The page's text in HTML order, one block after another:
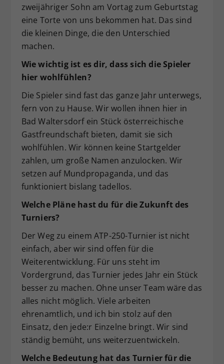
zweijähriger Sohn am Vortag zum Geburtstag
eine Torte von uns bekommen hat. Das sind
die kleinen Dinge, die den Unterschied
machen.
Wie wichtig ist es dir, dass sich die Spieler
hier wohlfühlen?
Die Spieler sind fast das ganze Jahr unterwegs,
fern von zu Hause. Wir wollen ihnen hier in
Bad Waltersdorf ein Stück österreichische
Gastfreundschaft bieten, damit sie sich
wohlfühlen. Wir können keine Startgelder
zahlen, um große Namen anzulocken. Wir
setzen auf Mundpropaganda, und das
funktioniert bislang tadellos.
Welche Pläne hast du für die Zukunft des
Turniers?
Der Weg zu einem ATP-250-Turnier ist nicht
einfach, aber wir sind offen für die
Weiterentwicklung. Für uns steht im
Vordergrund, das Turnier jedes Jahr ein Stück
besser zu machen. Ohne unser Team wäre das
alles nicht möglich. Viele arbeiten
ehrenamtlich, und ich bin stolz auf den
Einsatz, den jede:r Einzelne bringt. Wir sind
ständig bemüht, uns weiterzuentwickeln.
Welche Bedeutung hat das Turnier für die